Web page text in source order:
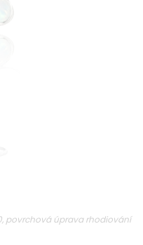
povrchová úprava rhodiování